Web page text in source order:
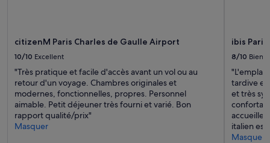
citizenM Paris Charles de Gaulle Airport
10/10 Excellent
"Très pratique et facile d'accès avant un vol ou au
retour d'un voyage. Chambres originales et
modernes, fonctionnelles, propres. Personnel
aimable. Petit déjeuner très fourni et varié. Bon
rapport qualité/prix"
Masquer
ibis
8/10 Bien
tardive
et très
italien est
Masquer